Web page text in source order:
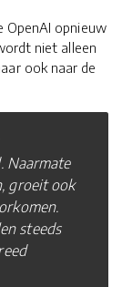
OpenAI opnieuw
niet alleen
ook naar de
Naarmate
groeit ook
steeds